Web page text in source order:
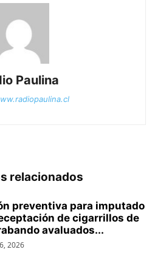
Paulina
relacionados
preventiva para imputado
de cigarrillos de
avaluados...
2026